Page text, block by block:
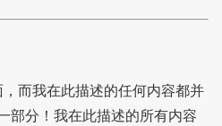
而我在此描述的任何内容都并
部分！我在此描述的所有内容